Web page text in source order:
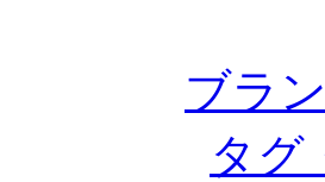
ブラ
タグ